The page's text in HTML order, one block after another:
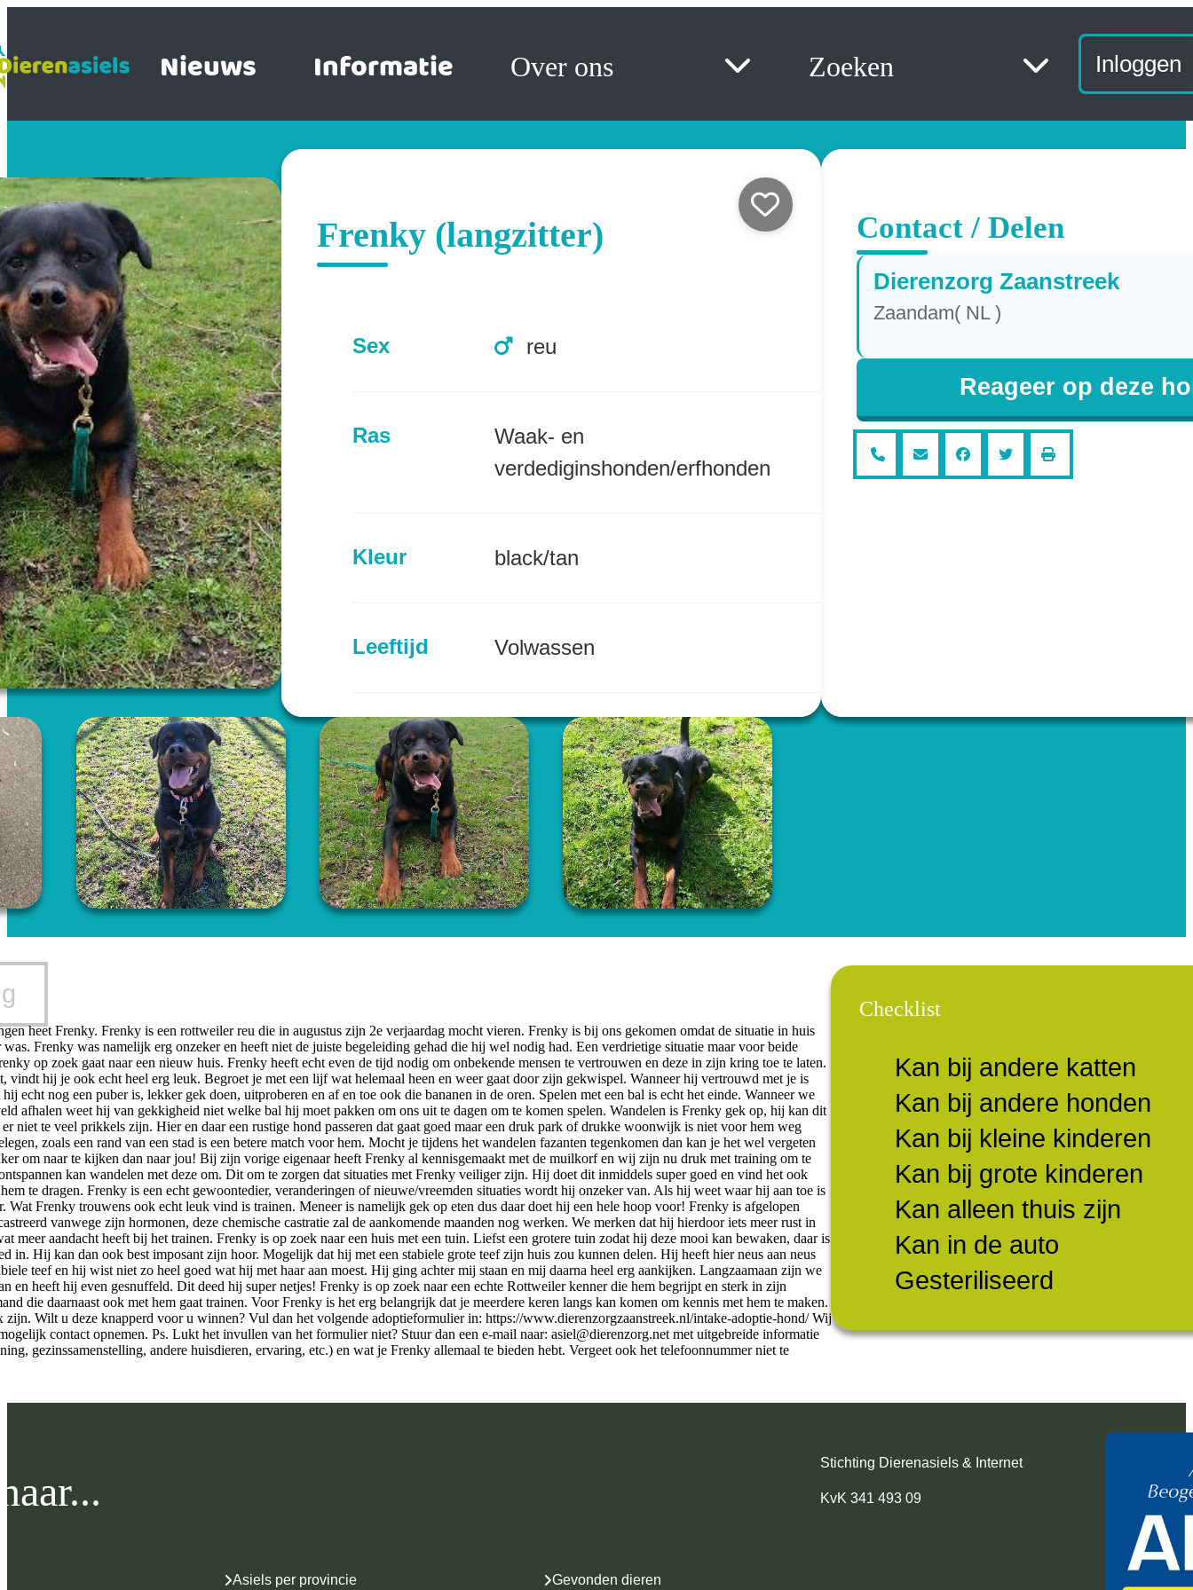
Nieuws Informatie Over ons Zoeken Inloggen
Frenky (langzitter)
Sex reu
Ras
Waak- en
verdediginshonden/erfhonden
Kleur black/tan
Leeftijd Volwassen
Provincie Noord-Holland (NL)
Contact / Delen
Dierenzorg Zaanstreek
Zaandam( NL )
Reageer op deze
heet Frenky. Frenky is een rottweiler reu die in augustus zijn 2e verjaardag mocht vieren. Frenky is bij ons gekomen omdat de situatie in huis
was. Frenky was namelijk erg onzeker en heeft niet de juiste begeleiding gehad die hij wel nodig had. Een verdrietige situatie maar voor beide
op zoek gaat naar een nieuw huis. Frenky heeft echt even de tijd nodig om onbekende mensen te vertrouwen en deze in zijn kring toe te laten.
vindt hij je ook echt heel erg leuk. Begroet je met een lijf wat helemaal heen en weer gaat door zijn gekwispel. Wanneer hij vertrouwd met je is
echt nog een puber is, lekker gek doen, uitproberen en af en toe ook die bananen in de oren. Spelen met een bal is echt het einde. Wanneer we
afhalen weet hij van gekkigheid niet welke bal hij moet pakken om ons uit te dagen om te komen spelen. Wandelen is Frenky gek op, hij kan dit
niet te veel prikkels zijn. Hier en daar een rustige hond passeren dat gaat goed maar een druk park of drukke woonwijk is niet voor hem weg
zoals een rand van een stad is een betere match voor hem. Mocht je tijdens het wandelen fazanten tegenkomen dan kan je het wel vergeten
om naar te kijken dan naar jou! Bij zijn vorige eigenaar heeft Frenky al kennisgemaakt met de muilkorf en wij zijn nu druk met training om te
kan wandelen met deze om. Dit om te zorgen dat situaties met Frenky veiliger zijn. Hij doet dit inmiddels super goed en vind het ook
te dragen. Frenky is een echt gewoontedier, veranderingen of nieuwe/vreemden situaties wordt hij onzeker van. Als hij weet waar hij aan toe is
Wat Frenky trouwens ook echt leuk vind is trainen. Meneer is namelijk gek op eten dus daar doet hij een hele hoop voor! Frenky is afgelopen
vanwege zijn hormonen, deze chemische castratie zal de aankomende maanden nog werken. We merken dat hij hierdoor iets meer rust in
meer aandacht heeft bij het trainen. Frenky is op zoek naar een huis met een tuin. Liefst een grotere tuin zodat hij deze mooi kan bewaken, daar is
in. Hij kan dan ook best imposant zijn hoor. Mogelijk dat hij met een stabiele grote teef zijn huis zou kunnen delen. Hij heeft hier neus aan neus
teef en hij wist niet zo heel goed wat hij met haar aan moest. Hij ging achter mij staan en mij daarna heel erg aankijken. Langzaamaan zijn we
en heeft hij even gesnuffeld. Dit deed hij super netjes! Frenky is op zoek naar een echte Rottweiler kenner die hem begrijpt en sterk in zijn
die daarnaast ook met hem gaat trainen. Voor Frenky is het erg belangrijk dat je meerdere keren langs kan komen om kennis met hem te maken.
Wilt u deze knapperd voor u winnen? Vul dan het volgende adoptieformulier in: https://www.dierenzorgzaanstreek.nl/intake-adoptie-hond/ Wij
contact opnemen. Ps. Lukt het invullen van het formulier niet? Stuur dan een e-mail naar: asiel@dierenzorg.net met uitgebreide informatie
gezinssamenstelling, andere huisdieren, ervaring, etc.) en wat je Frenky allemaal te bieden hebt. Vergeet ook het telefoonnummer niet te
Checklist
Kan bij andere katten
Kan bij andere honden
Kan bij kleine kinderen
Kan bij grote kinderen
Kan alleen thuis zijn
Kan in de auto
Gesteriliseerd
Asiels per provincie Gevonden dieren
Stichting Dierenasiels & Internet
KvK 341 493 09